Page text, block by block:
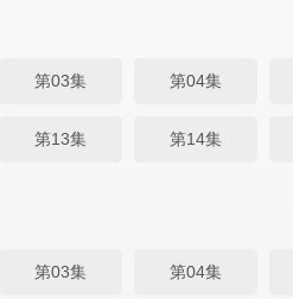
第03集 第04集
第13集 第14集
第03集 第04集